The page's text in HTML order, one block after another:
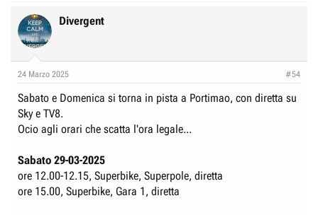
Divergent
24 Marzo 2025 #54
Sabato e Domenica si torna in pista a Portimao, con diretta su
Sky e TV8.
Ocio agli orari che scatta l'ora legale...
Sabato 29-03-2025
ore 12.00-12.15, Superbike, Superpole, diretta
ore 15.00, Superbike, Gara 1, diretta